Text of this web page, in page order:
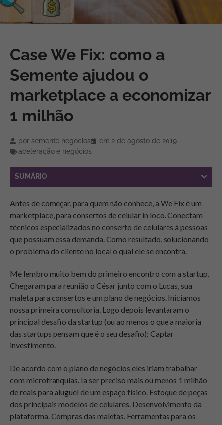
Case We Fix: como a
Semente ajudou o
marketplace a economizar
1 milhão
por semente negócios em 2 de agosto de 2019
aceleração e negócios
SUMÁRIO
Antes de começar, para quem não conhece, a We Fix é um
marketplace, para consertos de celular in loco. Conectam
técnicos especializados no conserto de celulares á pessoas
que possuam essa demanda. Como resultado, solucionando
o problema do cliente no local o qual ele se encontra.
Me lembro muito bem do primeiro encontro com a startup.
Chegaram para reunião o César junto com o Lucas, sua
maleta para consertos e um plano de negócios. Iniciamos
nossa primeira consultoria. Logo depois levantaram o
principal desafio da startup (ou ao menos o que a maioria
das startups pensam que é o seu desafio): Captar
investimento.
De acordo com o plano de negócios eles iriam trabalhar
com microfranquias. Ia ser preciso mais ou menos 1 milhão
de reais para aluguel de um espaço físico. Estoque de peças
dos principais modelos de celulares. Desenvolvimento da
plataforma. Compras das maletas. Ferramentas para os